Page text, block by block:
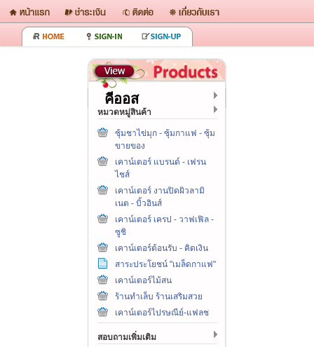
คีออส
หมวดหมู่สินค้า
ซุ้มชาไข่มุก - ซุ้มกาแฟ - ซุ้ม
ขายของ
เคาน์เตอร์ แบรนด์ - เฟรน
ไชส์
เคาน์เตอร์ งานปิดผิวลามิ
เนต - บิ้วอินส์
เคาน์เตอร์ เครป - วาฟเฟิล -
ซูชิ
เคาน์เตอร์ต้อนรับ - คิดเงิน
สาระประโยชน์ "เมล็ดกาแฟ"
เคาน์เตอร์ไม้สน
ร้านทำเล็บ ร้านเสริมสวย
เคาน์เตอร์ไปรษณีย์-แฟลช
สอบถามเพิ่มเติม